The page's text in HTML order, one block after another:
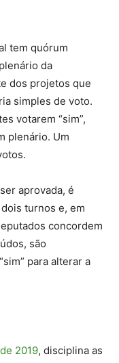
tem quórum
da
dos projetos que
simples de voto.
votarem “sim”,
plenário. Um
aprovada, é
turnos e, em
concordem
são
para alterar a
2019, disciplina as